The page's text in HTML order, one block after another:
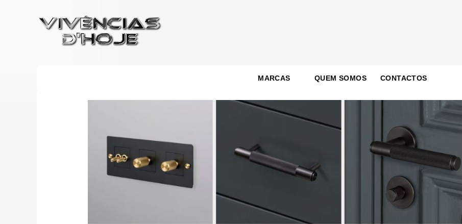
MARCAS QUEM SOMOS CONTACTOS